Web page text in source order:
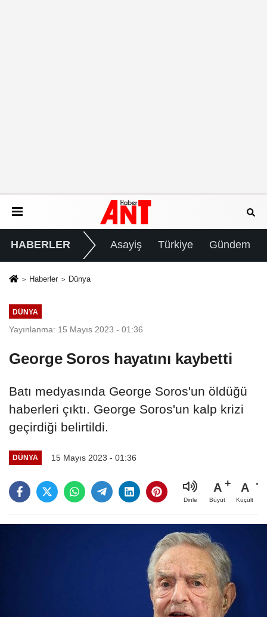
HABERLER Asayiş Türkiye Gündem
Haberler Dünya
DÜNYA
Yayınlanma: 15 Mayıs 2023 - 01:36
George Soros hayatını kaybetti
Batı medyasında George Soros'un öldüğü
haberleri çıktı. George Soros'un kalp krizi
geçirdiği belirtildi.
DÜNYA 15 Mayıs 2023 - 01:36
Dinle
A
Büyüt
A
Küçült